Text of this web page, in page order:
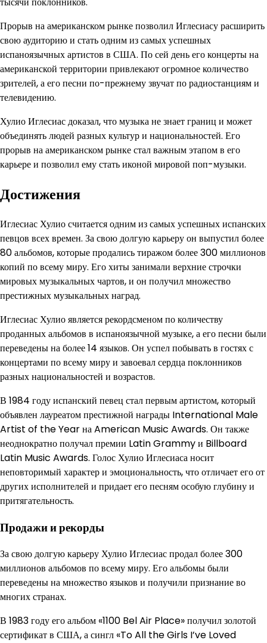
Прорыв на американском рынке позволил Иглесиасу расширить
свою аудиторию и стать одним из самых успешных
испаноязычных артистов в США. По сей день его концерты на
американской территории привлекают огромное количество
зрителей, а его песни по-прежнему звучат по радиостанциям и
телевидению.
Хулио Иглесиас доказал, что музыка не знает границ и может
объединять людей разных культур и национальностей. Его
прорыв на американском рынке стал важным этапом в его
карьере и позволил ему стать иконой мировой поп-музыки.
Достижения
Иглесиас Хулио считается одним из самых успешных испанских
певцов всех времен. За свою долгую карьеру он выпустил более
80 альбомов, которые продались тиражом более 300 миллионов
копий по всему миру. Его хиты занимали верхние строчки
мировых музыкальных чартов, и он получил множество
престижных музыкальных наград.
Иглесиас Хулио является рекордсменом по количеству
проданных альбомов в испаноязычной музыке, а его песни были
переведены на более 14 языков. Он успел побывать в гостях с
концертами по всему миру и завоевал сердца поклонников
разных национальностей и возрастов.
В 1984 году испанский певец стал первым артистом, который
объявлен лауреатом престижной награды International Male
Artist of the Year на American Music Awards. Он также
неоднократно получал премии Latin Grammy и Billboard
Latin Music Awards. Голос Хулио Иглесиаса носит
неповторимый характер и эмоциональность, что отличает его от
других исполнителей и придает его песням особую глубину и
притягательность.
Продажи и рекорды
За свою долгую карьеру Хулио Иглесиас продал более 300
миллионов альбомов по всему миру. Его альбомы были
переведены на множество языков и получили признание во
многих странах.
В 1983 году его альбом «1100 Bel Air Place» получил золотой
сертификат в США, а сингл «To All the Girls I’ve Loved